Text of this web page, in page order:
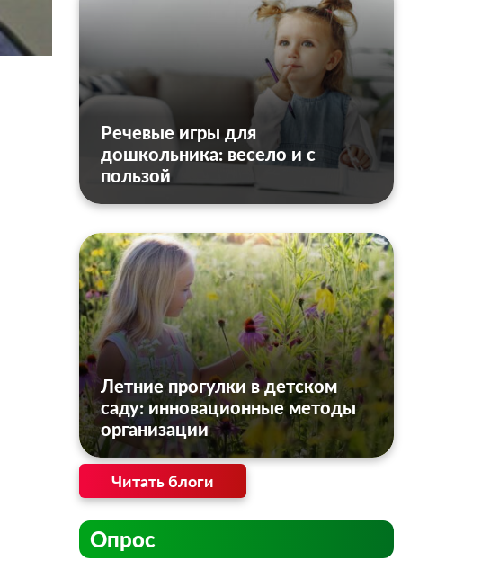
Речевые игры для
дошкольника: весело и с
пользой
Летние прогулки в детском
саду: инновационные методы
организации
Читать блоги
Опрос